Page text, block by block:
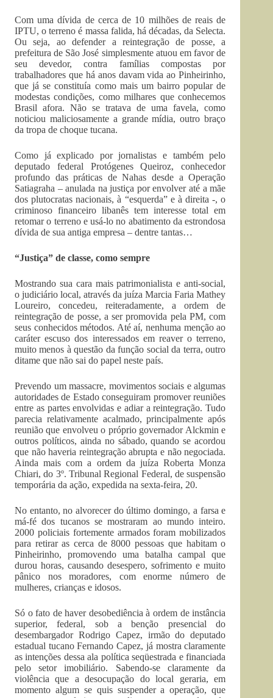
Com uma dívida de cerca de 10 milhões de reais de
IPTU, o terreno é massa falida, há décadas, da Selecta.
Ou seja, ao defender a reintegração de posse, a
prefeitura de São José simplesmente atuou em favor de
seu devedor, contra famílias compostas por
trabalhadores que há anos davam vida ao Pinheirinho,
que já se constituía como mais um bairro popular de
modestas condições, como milhares que conhecemos
Brasil afora. Não se tratava de uma favela, como
noticiou maliciosamente a grande mídia, outro braço
da tropa de choque tucana.
Como já explicado por jornalistas e também pelo
deputado federal Protógenes Queiroz, conhecedor
profundo das práticas de Nahas desde a Operação
Satiagraha – anulada na justiça por envolver até a mãe
dos plutocratas nacionais, à “esquerda” e à direita -, o
criminoso financeiro libanês tem interesse total em
retomar o terreno e usá-lo no abatimento da estrondosa
dívida de sua antiga empresa – dentre tantas…
“Justiça” de classe, como sempre
Mostrando sua cara mais patrimonialista e anti-social,
o judiciário local, através da juíza Marcia Faria Mathey
Loureiro, concedeu, reiteradamente, a ordem de
reintegração de posse, a ser promovida pela PM, com
seus conhecidos métodos. Até aí, nenhuma menção ao
caráter escuso dos interessados em reaver o terreno,
muito menos à questão da função social da terra, outro
ditame que não sai do papel neste país.
Prevendo um massacre, movimentos sociais e algumas
autoridades de Estado conseguiram promover reuniões
entre as partes envolvidas e adiar a reintegração. Tudo
parecia relativamente acalmado, principalmente após
reunião que envolveu o próprio governador Alckmin e
outros políticos, ainda no sábado, quando se acordou
que não haveria reintegração abrupta e não negociada.
Ainda mais com a ordem da juíza Roberta Monza
Chiari, do 3º. Tribunal Regional Federal, de suspensão
temporária da ação, expedida na sexta-feira, 20.
No entanto, no alvorecer do último domingo, a farsa e
má-fé dos tucanos se mostraram ao mundo inteiro.
2000 policiais fortemente armados foram mobilizados
para retirar as cerca de 8000 pessoas que habitam o
Pinheirinho, promovendo uma batalha campal que
durou horas, causando desespero, sofrimento e muito
pânico nos moradores, com enorme número de
mulheres, crianças e idosos.
Só o fato de haver desobediência à ordem de instância
superior, federal, sob a benção presencial do
desembargador Rodrigo Capez, irmão do deputado
estadual tucano Fernando Capez, já mostra claramente
as intenções dessa ala política seqüestrada e financiada
pelo setor imobiliário. Sabendo-se claramente da
violência que a desocupação do local geraria, em
momento algum se quis suspender a operação, que